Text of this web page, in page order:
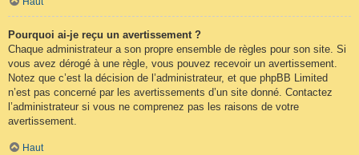
Pourquoi ai-je reçu un avertissement ?
Chaque administrateur a son propre ensemble de règles pour son site. Si
vous avez dérogé à une règle, vous pouvez recevoir un avertissement.
Notez que c’est la décision de l’administrateur, et que phpBB Limited
n’est pas concerné par les avertissements d’un site donné. Contactez
l’administrateur si vous ne comprenez pas les raisons de votre
avertissement.
Haut